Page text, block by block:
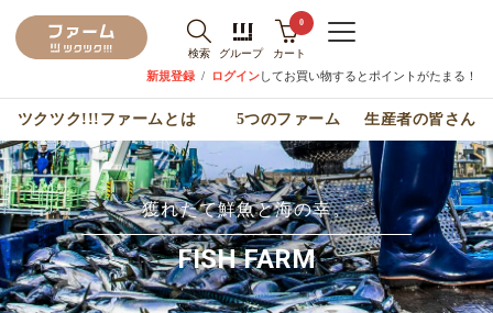
検索 グループ
0
カート
新規登録 / ログインしてお買い物するとポイントがたまる！
ツクツク!!!ファームとは 5つのファーム 生産者の皆さん
獲れたて鮮魚と海の幸。
FISH FARM